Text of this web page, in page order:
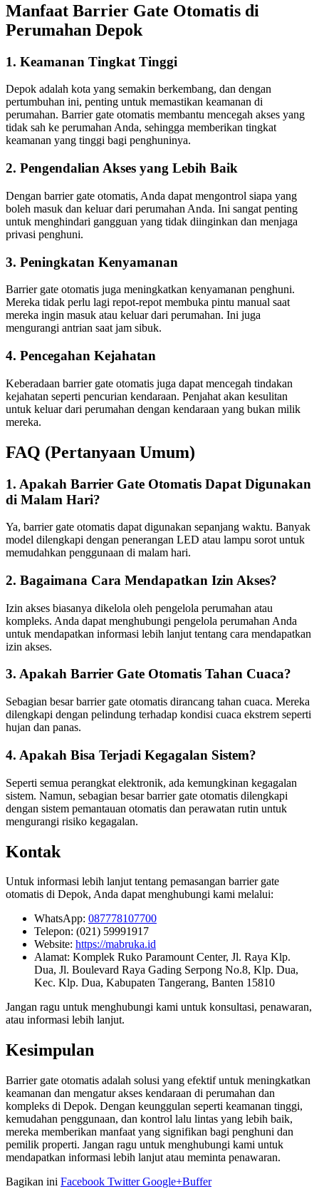
Manfaat Barrier Gate Otomatis di
Perumahan Depok
1. Keamanan Tingkat Tinggi
Depok adalah kota yang semakin berkembang, dan dengan
pertumbuhan ini, penting untuk memastikan keamanan di
perumahan. Barrier gate otomatis membantu mencegah akses yang
tidak sah ke perumahan Anda, sehingga memberikan tingkat
keamanan yang tinggi bagi penghuninya.
2. Pengendalian Akses yang Lebih Baik
Dengan barrier gate otomatis, Anda dapat mengontrol siapa yang
boleh masuk dan keluar dari perumahan Anda. Ini sangat penting
untuk menghindari gangguan yang tidak diinginkan dan menjaga
privasi penghuni.
3. Peningkatan Kenyamanan
Barrier gate otomatis juga meningkatkan kenyamanan penghuni.
Mereka tidak perlu lagi repot-repot membuka pintu manual saat
mereka ingin masuk atau keluar dari perumahan. Ini juga
mengurangi antrian saat jam sibuk.
4. Pencegahan Kejahatan
Keberadaan barrier gate otomatis juga dapat mencegah tindakan
kejahatan seperti pencurian kendaraan. Penjahat akan kesulitan
untuk keluar dari perumahan dengan kendaraan yang bukan milik
mereka.
FAQ (Pertanyaan Umum)
1. Apakah Barrier Gate Otomatis Dapat Digunakan
di Malam Hari?
Ya, barrier gate otomatis dapat digunakan sepanjang waktu. Banyak
model dilengkapi dengan penerangan LED atau lampu sorot untuk
memudahkan penggunaan di malam hari.
2. Bagaimana Cara Mendapatkan Izin Akses?
Izin akses biasanya dikelola oleh pengelola perumahan atau
kompleks. Anda dapat menghubungi pengelola perumahan Anda
untuk mendapatkan informasi lebih lanjut tentang cara mendapatkan
izin akses.
3. Apakah Barrier Gate Otomatis Tahan Cuaca?
Sebagian besar barrier gate otomatis dirancang tahan cuaca. Mereka
dilengkapi dengan pelindung terhadap kondisi cuaca ekstrem seperti
hujan dan panas.
4. Apakah Bisa Terjadi Kegagalan Sistem?
Seperti semua perangkat elektronik, ada kemungkinan kegagalan
sistem. Namun, sebagian besar barrier gate otomatis dilengkapi
dengan sistem pemantauan otomatis dan perawatan rutin untuk
mengurangi risiko kegagalan.
Kontak
Untuk informasi lebih lanjut tentang pemasangan barrier gate
otomatis di Depok, Anda dapat menghubungi kami melalui:
WhatsApp: 087778107700
Telepon: (021) 59991917
Website: https://mabruka.id
Alamat: Komplek Ruko Paramount Center, Jl. Raya Klp.
Dua, Jl. Boulevard Raya Gading Serpong No.8, Klp. Dua,
Kec. Klp. Dua, Kabupaten Tangerang, Banten 15810
Jangan ragu untuk menghubungi kami untuk konsultasi, penawaran,
atau informasi lebih lanjut.
Kesimpulan
Barrier gate otomatis adalah solusi yang efektif untuk meningkatkan
keamanan dan mengatur akses kendaraan di perumahan dan
kompleks di Depok. Dengan keunggulan seperti keamanan tinggi,
kemudahan penggunaan, dan kontrol lalu lintas yang lebih baik,
mereka memberikan manfaat yang signifikan bagi penghuni dan
pemilik properti. Jangan ragu untuk menghubungi kami untuk
mendapatkan informasi lebih lanjut atau meminta penawaran.
Bagikan ini Facebook TwitterGoogle+Buffer